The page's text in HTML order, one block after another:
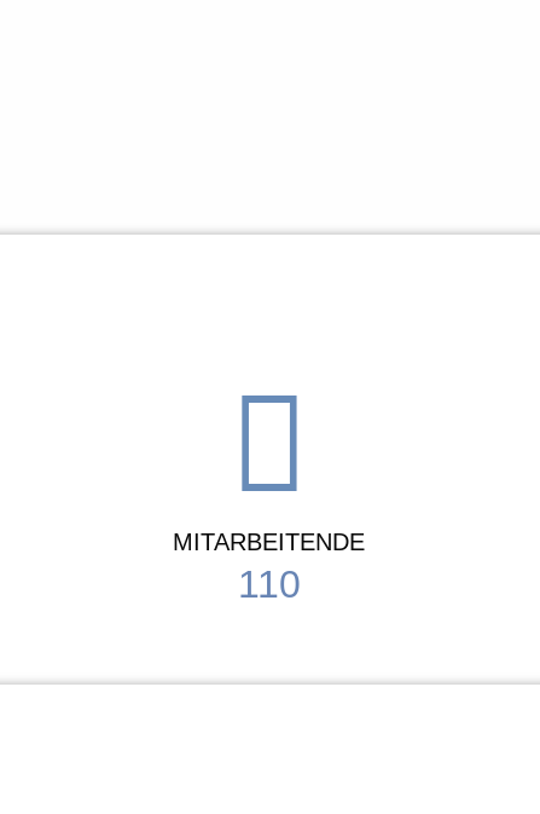
MITARBEITENDE
110